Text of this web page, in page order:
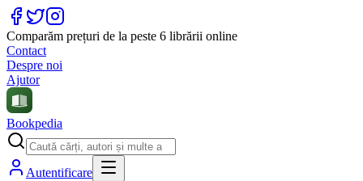
Comparăm prețuri de la peste 6 librării online
Contact
Despre noi
Ajutor
Bookpedia
Autentificare